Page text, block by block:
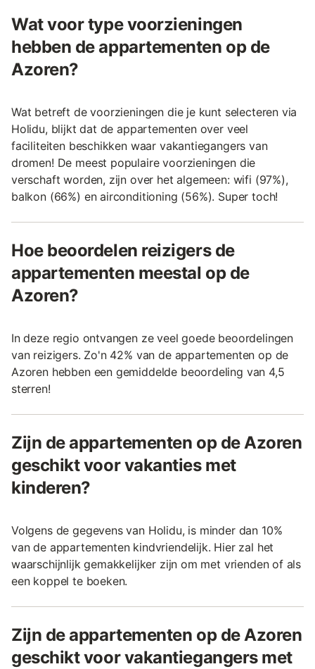
Wat voor type voorzieningen
hebben de appartementen op de
Azoren?
Wat betreft de voorzieningen die je kunt selecteren via
Holidu, blijkt dat de appartementen over veel
faciliteiten beschikken waar vakantiegangers van
dromen! De meest populaire voorzieningen die
verschaft worden, zijn over het algemeen: wifi (97%),
balkon (66%) en airconditioning (56%). Super toch!
Hoe beoordelen reizigers de
appartementen meestal op de
Azoren?
In deze regio ontvangen ze veel goede beoordelingen
van reizigers. Zo'n 42% van de appartementen op de
Azoren hebben een gemiddelde beoordeling van 4,5
sterren!
Zijn de appartementen op de Azoren
geschikt voor vakanties met
kinderen?
Volgens de gegevens van Holidu, is minder dan 10%
van de appartementen kindvriendelijk. Hier zal het
waarschijnlijk gemakkelijker zijn om met vrienden of als
een koppel te boeken.
Zijn de appartementen op de Azoren
geschikt voor vakantiegangers met